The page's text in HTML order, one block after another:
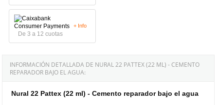
De 3 a 12 cuotas
+ Info
INFORMACIÓN DETALLADA DE NURAL 22 PATTEX (22 ML) - CEMENTO
REPARADOR BAJO EL AGUA:
Nural 22 Pattex (22 ml) - Cemento reparador bajo el agua